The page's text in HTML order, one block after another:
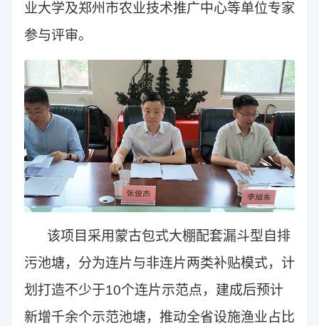
业大学及郑州市农业技术推广中心等单位专家
参与评审。
该项目采用蒙古包式大棚配套漏斗型自排
污池塘，分为连片与非连片两类补贴模式，计
划打造不少于10个连片示范点，建成后预计
新增千余个示范池塘，推动全省设施渔业占比